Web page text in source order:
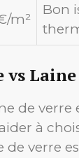
m²
Bon
vs
de verre
à
de verre